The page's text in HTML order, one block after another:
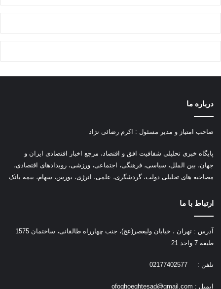
درباره ما
صاحب امتیاز و مدیر مسئول : اکرم رضائی نژاد
پایگاه خبری تحلیلی شفافیت افق و اقتصاد، مرجع اخبار اقتصادی ایران و
جهان، بین الملل، سیاسی، فرهنگی، اجتماعی، ورزشی، رویدادهای اقتصادی،
مصاحبه های تحلیلی دولت، گردشگری، علمی، انرژی، بورس، سهام، بیمه بانک
ارتباط با ما
آدرس : تهران ، خیابان ولیعصر(عج)، جنب چهارراه طالقانی، ساختمان 1575
طبقه 7 واحد 21
تلفن : 02177402577
ایمیل : ofoghoeghtesad@gmail.com